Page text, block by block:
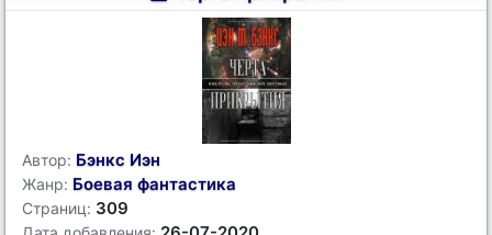
Автор: Бэнкс Иэн
Жанр: Боевая фантастика
Страниц: 309